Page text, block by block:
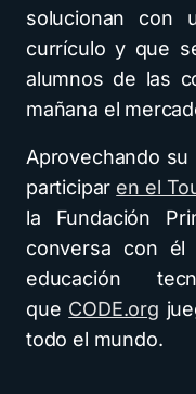
solucionan con
currículo y que
alumnos de las
mañana el
Aprovechando su
participar en el
la Fundación
conversa con él
educación
que CODE.org
todo el mundo.